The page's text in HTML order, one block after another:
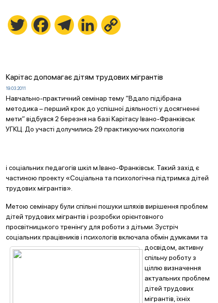
Twitter FacebookTelegramLinkedIn
Карітас допомагає дітям трудових мігрантів
19.03.2011
Навчально-практичний семінар тему “Вдало підібрана
методика – перший крок до успішної діяльності у досягненні
мети” відбувся 2 березня на базі Карітасу Івано-Франківськ
УГКЦ. До участі долучились 29 практикуючих психологів
і соціальних педагогів шкіл м.Івано-Франківськ. Такий захід є
частиною проекту «Соціальна та психологічна підтримка дітей
трудових мігрантів».
Метою семінару були спільні пошуки шляхів вирішення проблем
дітей трудових мігрантів і розробки орієнтовного
просвітницького тренінгу для роботи з дітьми. Зустріч
соціальних працівників і психологів включала обмін думками та
досвідом , активну
спільну роботу з
ціллю визначення
актуальних проблем
дітей трудових
мігрантів, їхніх